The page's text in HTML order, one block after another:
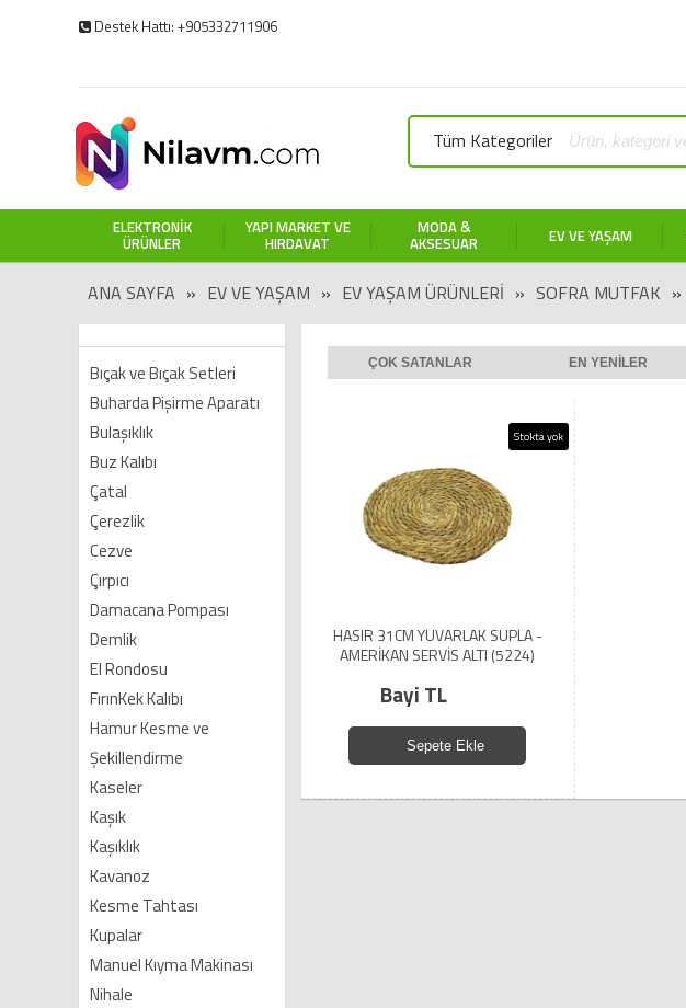
Destek Hattı: +905332711906
Tüm Kategoriler
ELEKTRONIK
ÜRÜNLER
YAPI MARKET VE
HIRDAVAT
MODA &
AKSESUAR EV VE YAŞAM
ANA SAYFA » EV VE YAŞAM » EV YAŞAM ÜRÜNLERI » SOFRA MUTFAK »
Bıçak ve Bıçak Setleri
Buharda Pişirme Aparatı
Bulaşıklık
Buz Kalıbı
Çatal
Çerezlik
Cezve
Çırpıcı
Damacana Pompası
Demlik
El Rondosu
FırınKek Kalıbı
Hamur Kesme ve
Şekillendirme
Kaseler
Kaşık
Kaşıklık
Kavanoz
Kesme Tahtası
Kupalar
Manuel Kıyma Makinası
Nihale
ÇOK SATANLAR EN YENILER
Stokta yok
HASIR 31CM YUVARLAK SUPLA -
AMERİKAN SERVİS ALTI (5224)
Bayi TL
Sepete Ekle